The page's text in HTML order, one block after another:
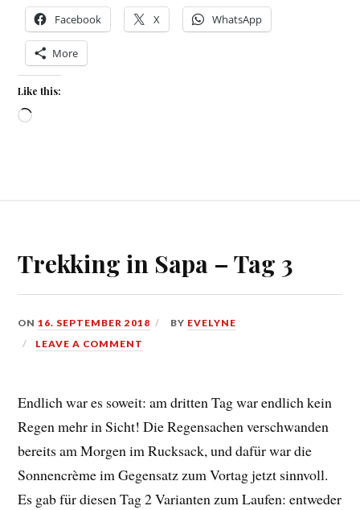
Facebook X WhatsApp
More
Like this:
Loading…
Trekking in Sapa – Tag 3
ON16. SEPTEMBER 2018 BY EVELYNE
LEAVE A COMMENT
Endlich war es soweit: am dritten Tag war endlich kein
Regen mehr in Sicht! Die Regensachen verschwanden
bereits am Morgen im Rucksack, und dafür war die
Sonnencrème im Gegensatz zum Vortag jetzt sinnvoll.
Es gab für diesen Tag 2 Varianten zum Laufen: entweder